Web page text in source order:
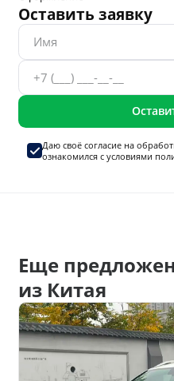
Оставить заявку
Даю своё согласие на
ознакомился с условиями
Еще
из Китая